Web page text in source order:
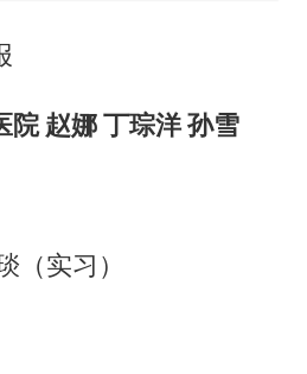
院 赵娜 丁琮洋 孙雪
（实习）